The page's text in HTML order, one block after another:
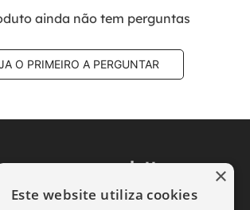
ainda não tem perguntas
O PRIMEIRO A PERGUNTAR
na nossa newsletter
novidades, promoções e
Este website utiliza cookies
×